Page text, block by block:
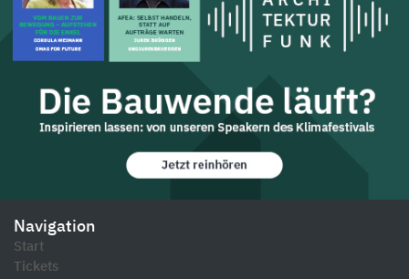
Navigation
Start
Tickets